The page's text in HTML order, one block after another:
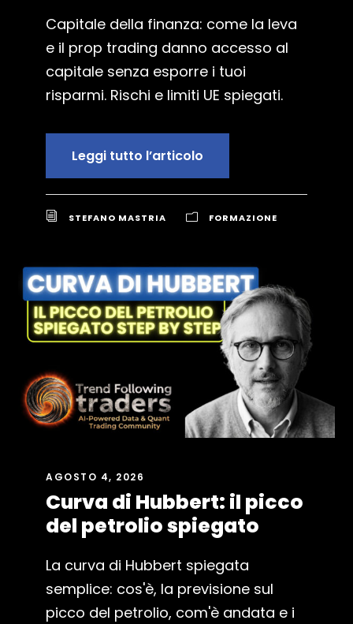
Capitale della finanza: come la leva
e il prop trading danno accesso al
capitale senza esporre i tuoi
risparmi. Rischi e limiti UE spiegati.
Leggi tutto l’articolo
STEFANO MASTRIA FORMAZIONE
AGOSTO 4, 2026
Curva di Hubbert: il picco
del petrolio spiegato
La curva di Hubbert spiegata
semplice: cos'è, la previsione sul
picco del petrolio, com'è andata e i